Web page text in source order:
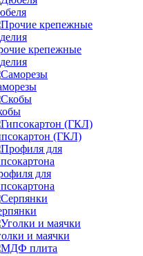
крепежные
(ГКЛ)
для
и маячки